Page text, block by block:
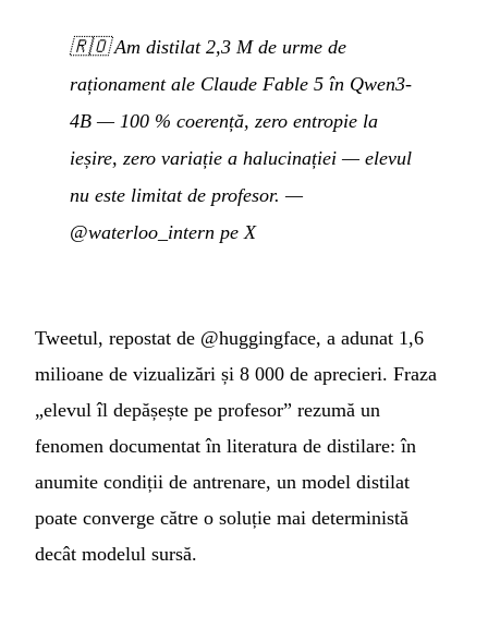
🇷🇴Am distilat 2,3 M de urme de
raționament ale Claude Fable 5 în Qwen3-
4B — 100 % coerență, zero entropie la
ieșire, zero variație a halucinației — elevul
nu este limitat de profesor. —
@waterloo_intern pe X
Tweetul, repostat de @huggingface, a adunat 1,6
milioane de vizualizări și 8 000 de aprecieri. Fraza
„elevul îl depășește pe profesor” rezumă un
fenomen documentat în literatura de distilare: în
anumite condiții de antrenare, un model distilat
poate converge către o soluție mai deterministă
decât modelul sursă.